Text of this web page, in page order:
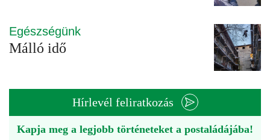
Egészségünk
Málló idő
Hírlevél feliratkozás
Kapja meg a legjobb történeteket a postaládájába!